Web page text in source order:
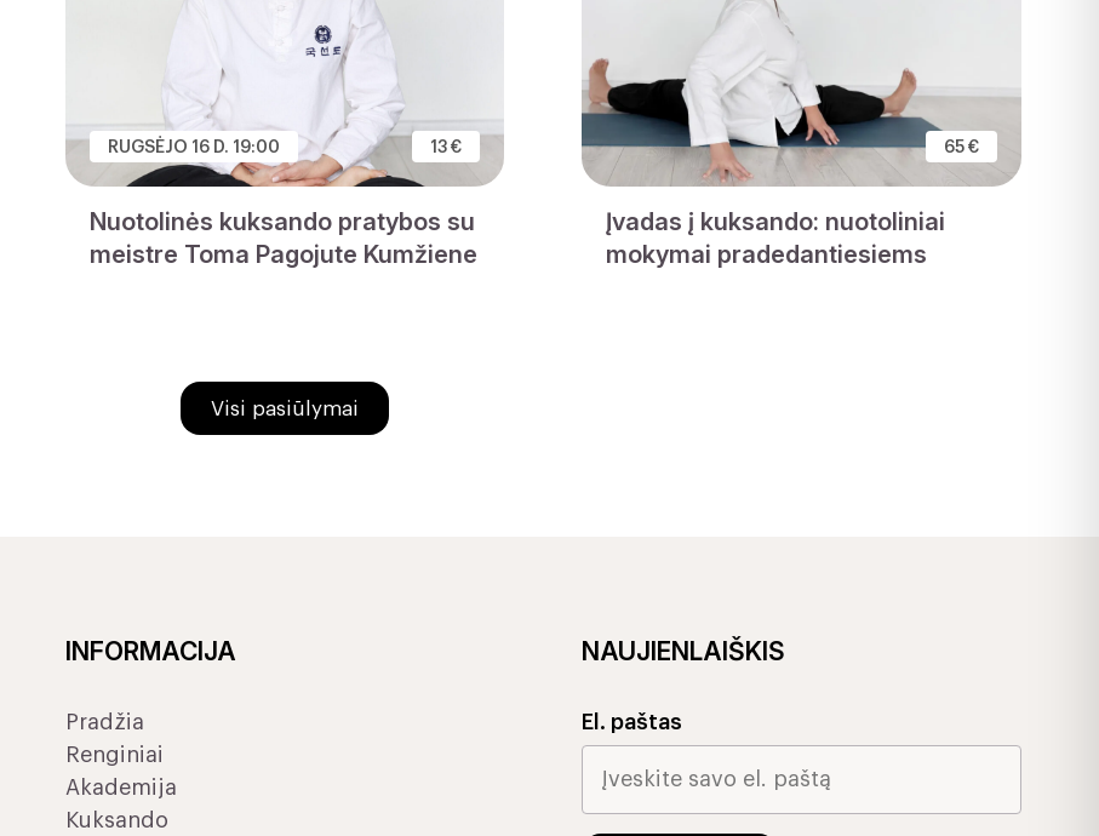
RUGSĖJO 16 D. 19:00 13 €
Nuotolinės kuksando pratybos su
meistre Toma Pagojute Kumžiene
65 €
Įvadas į kuksando: nuotoliniai
mokymai pradedantiesiems
Visi pasiūlymai
INFORMACIJA
Pradžia
Renginiai
Akademija
Kuksando
NAUJIENLAIŠKIS
El. paštas